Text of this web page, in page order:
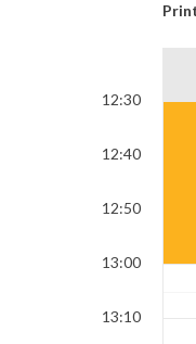
12:30
12:40
12:50
13:00
13:10